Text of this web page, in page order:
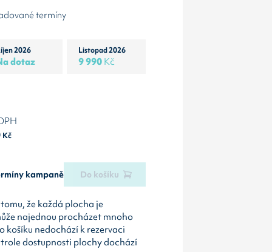
termíny
2026
dotaz
Listopad 2026
9 990Kč
Kč
kampaně Do košíku
že každá plocha je
najednou procházet mnoho
košíku nedochází k rezervaci
dostupnosti plochy dochází